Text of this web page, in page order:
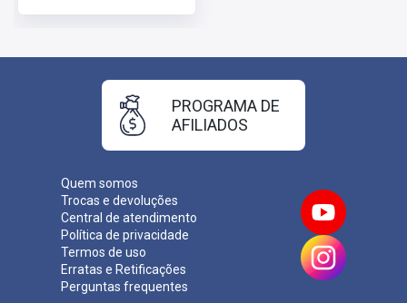
Quem somos
Trocas e devoluções
Central de atendimento
Política de privacidade
Termos de uso
Erratas e Retificações
Perguntas frequentes
PROGRAMA DE
AFILIADOS